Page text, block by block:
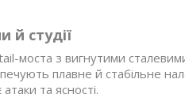
й студії
моста з вигнутими
плавне й стабільне
та ясності.